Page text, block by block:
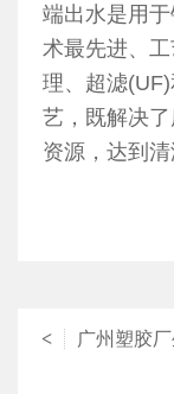
端出水是用
术最先进、
理、超滤
艺，既解决
资源，达到清
< 广州塑胶